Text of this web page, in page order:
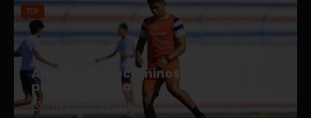
TDP
Afianza Correcaminos TDP su
pretemporada
3 de agosto de 2026